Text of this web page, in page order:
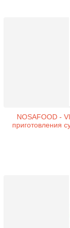
NOSAFOOD -
приготовления